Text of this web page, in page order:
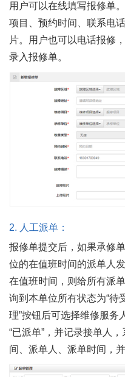
用户可以在线填写报修单
项目、预约时间、联系电
片。用户也可以电话报修
录入报修单。
2. 人工派单：
报修单提交后，如果承修
位的在值班时间的派单人
在值班时间，则给所有派
询到本单位所有状态为“待
理”按钮后可选择维修服务
“已派单”，并记录接单人
间、派单人、派单时间，